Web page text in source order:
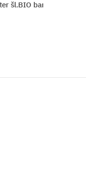
bambucké maslo